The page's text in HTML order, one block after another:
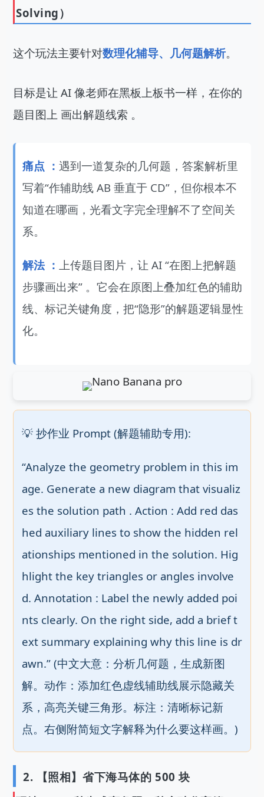
Solving）
这个玩法主要针对数理化辅导、几何题解析。
目标是让 AI 像老师在黑板上板书一样，在你的
题目图上 画出解题线索 。
痛点 ： 遇到一道复杂的几何题，答案解析里
写着“作辅助线 AB 垂直于 CD”，但你根本不
知道在哪画，光看文字完全理解不了空间关
系。
解法 ： 上传题目图片，让 AI “在图上把解题
步骤画出来” 。它会在原图上叠加红色的辅助
线、标记关键角度，把“隐形”的解题逻辑显性
化。
💡 抄作业 Prompt (解题辅助专用):
“Analyze the geometry problem in this im
age. Generate a new diagram that visualiz
es the solution path . Action : Add red das
hed auxiliary lines to show the hidden rel
ationships mentioned in the solution. Hig
hlight the key triangles or angles involve
d. Annotation : Label the newly added poi
nts clearly. On the right side, add a brief t
ext summary explaining why this line is dr
awn.” (中文大意：分析几何题，生成新图
解。动作：添加红色虚线辅助线展示隐藏关
系，高亮关键三角形。标注：清晰标记新
点。右侧附简短文字解释为什么要这样画。)
2. 【照相】省下海马体的 500 块